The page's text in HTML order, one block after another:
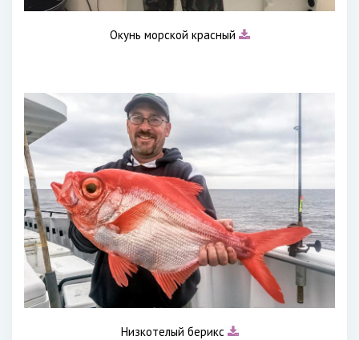
Окунь морской красный
Низкотелый берикс